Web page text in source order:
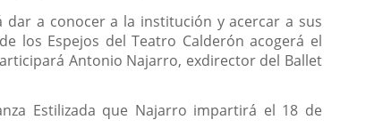
dar a conocer a la institución y acercar a sus
los Espejos del Teatro Calderón acogerá el
Antonio Najarro, exdirector del Ballet
Estilizada que Najarro impartirá el 18 de